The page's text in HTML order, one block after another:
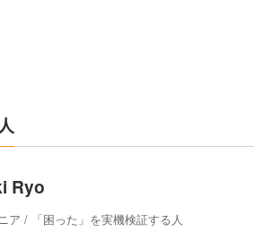
Ryo
ア / 「困った」を実機検証する人